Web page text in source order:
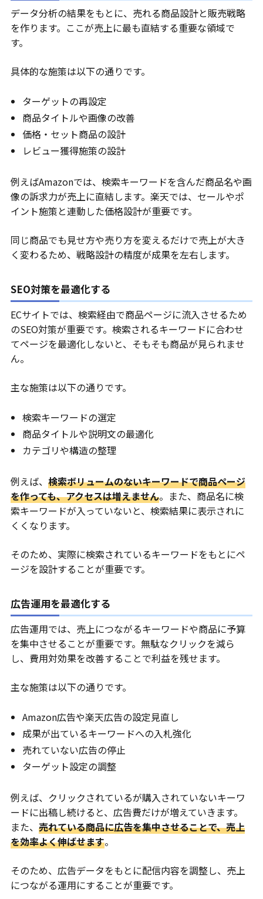
データ分析の結果をもとに、売れる商品設計と販売戦略
を作ります。ここが売上に最も直結する重要な領域で
す。
具体的な施策は以下の通りです。
ターゲットの再設定
商品タイトルや画像の改善
価格・セット商品の設計
レビュー獲得施策の設計
例えばAmazonでは、検索キーワードを含んだ商品名や画
像の訴求力が売上に直結します。楽天では、セールやポ
イント施策と連動した価格設計が重要です。
同じ商品でも見せ方や売り方を変えるだけで売上が大き
く変わるため、戦略設計の精度が成果を左右します。
SEO対策を最適化する
ECサイトでは、検索経由で商品ページに流入させるため
のSEO対策が重要です。検索されるキーワードに合わせ
てページを最適化しないと、そもそも商品が見られませ
ん。
主な施策は以下の通りです。
検索キーワードの選定
商品タイトルや説明文の最適化
カテゴリや構造の整理
例えば、検索ボリュームのないキーワードで商品ページ
を作っても、アクセスは増えません。また、商品名に検
索キーワードが入っていないと、検索結果に表示されに
くくなります。
そのため、実際に検索されているキーワードをもとにペ
ージを設計することが重要です。
広告運用を最適化する
広告運用では、売上につながるキーワードや商品に予算
を集中させることが重要です。無駄なクリックを減ら
し、費用対効果を改善することで利益を残せます。
主な施策は以下の通りです。
Amazon広告や楽天広告の設定見直し
成果が出ているキーワードへの入札強化
売れていない広告の停止
ターゲット設定の調整
例えば、クリックされているが購入されていないキーワ
ードに出稿し続けると、広告費だけが増えていきます。
また、売れている商品に広告を集中させることで、売上
を効率よく伸ばせます。
そのため、広告データをもとに配信内容を調整し、売上
につながる運用にすることが重要です。